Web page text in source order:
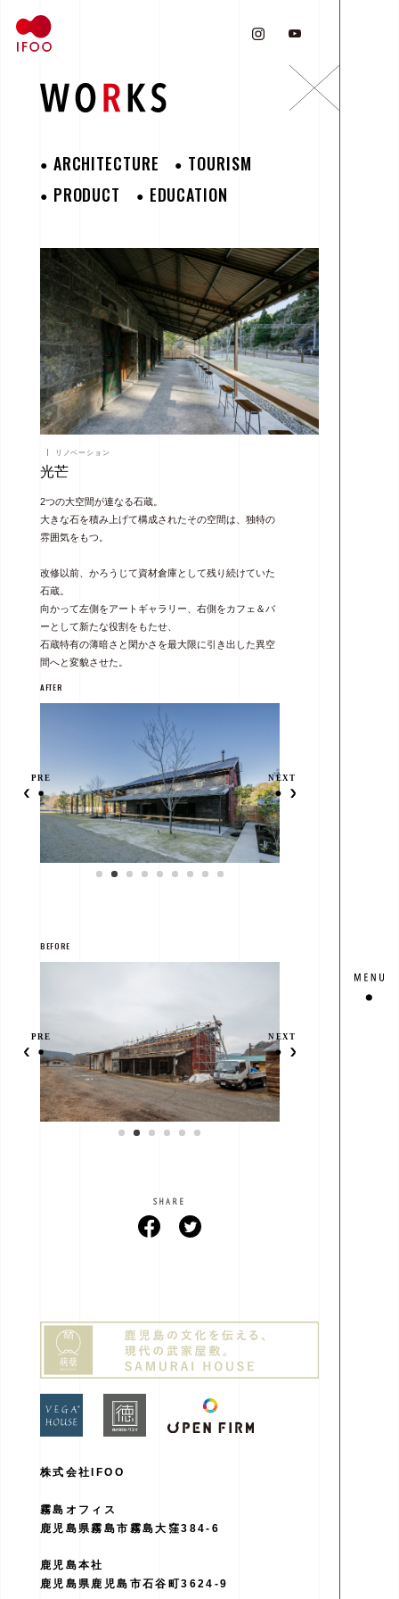
ARCHITECTURE
TOURISM
PRODUCT
EDUCATION
リノベーション
光芒
2つの大空間が連なる石蔵。
大きな石を積み上げて構成されたその空間は、独特の
雰囲気をもつ。
改修以前、かろうじて資材倉庫として残り続けていた
石蔵。
向かって左側をアートギャラリー、右側をカフェ＆バ
ーとして新たな役割をもたせ、
石蔵特有の薄暗さと閑かさを最大限に引き出した異空
間へと変貌させた。
AFTER
BEFORE
SHARE
株式会社IFOO
霧島オフィス
鹿児島県霧島市霧島大窪384-6
鹿児島本社
鹿児島県鹿児島市石谷町3624-9